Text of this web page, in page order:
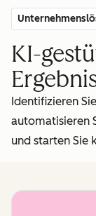
KI-
Identifizieren
automatisieren
und starten Sie